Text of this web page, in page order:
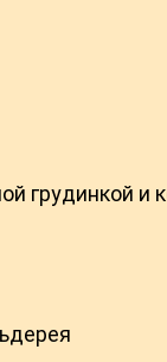
грудинкой и